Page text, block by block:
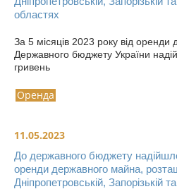
областях
За 5 місяців 2023 року від
Державного бюджету України
гривень
Оренда
11.05.2023
До державного бюджету
оренди державного майна,
Дніпропетровській, Запорізькій